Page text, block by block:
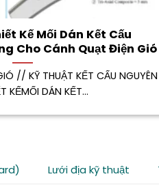
Kế Mối Dán Kết Cấu
Cho Cánh Quạt Điện Gió
// KỸ THUẬT KẾT CẤU NGUYÊN
KẾMỐI DÁN KẾT...
Lưới địa kỹ thuật